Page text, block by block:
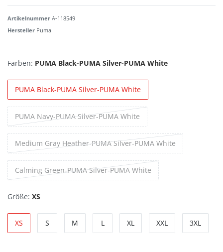
Artikelnummer A-118549
Hersteller Puma
Farben: PUMA Black-PUMA Silver-PUMA White
PUMA Black-PUMA Silver-PUMA White
PUMA Navy-PUMA Silver-PUMA White
Medium Gray Heather-PUMA Silver-PUMA White
Calming Green-PUMA Silver-PUMA White
Größe: XS
XS S M L XL XXL 3XL